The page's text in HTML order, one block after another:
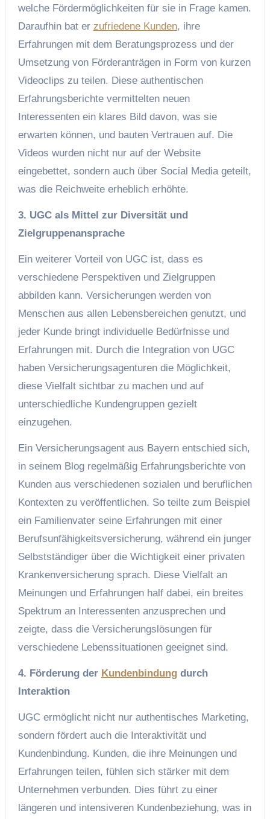
welche Fördermöglichkeiten für sie in Frage kamen.
Daraufhin bat er zufriedene Kunden, ihre
Erfahrungen mit dem Beratungsprozess und der
Umsetzung von Förderanträgen in Form von kurzen
Videoclips zu teilen. Diese authentischen
Erfahrungsberichte vermittelten neuen
Interessenten ein klares Bild davon, was sie
erwarten können, und bauten Vertrauen auf. Die
Videos wurden nicht nur auf der Website
eingebettet, sondern auch über Social Media geteilt,
was die Reichweite erheblich erhöhte.
3. UGC als Mittel zur Diversität und
Zielgruppenansprache
Ein weiterer Vorteil von UGC ist, dass es
verschiedene Perspektiven und Zielgruppen
abbilden kann. Versicherungen werden von
Menschen aus allen Lebensbereichen genutzt, und
jeder Kunde bringt individuelle Bedürfnisse und
Erfahrungen mit. Durch die Integration von UGC
haben Versicherungsagenturen die Möglichkeit,
diese Vielfalt sichtbar zu machen und auf
unterschiedliche Kundengruppen gezielt
einzugehen.
Ein Versicherungsagent aus Bayern entschied sich,
in seinem Blog regelmäßig Erfahrungsberichte von
Kunden aus verschiedenen sozialen und beruflichen
Kontexten zu veröffentlichen. So teilte zum Beispiel
ein Familienvater seine Erfahrungen mit einer
Berufsunfähigkeitsversicherung, während ein junger
Selbstständiger über die Wichtigkeit einer privaten
Krankenversicherung sprach. Diese Vielfalt an
Meinungen und Erfahrungen half dabei, ein breites
Spektrum an Interessenten anzusprechen und
zeigte, dass die Versicherungslösungen für
verschiedene Lebenssituationen geeignet sind.
4. Förderung der Kundenbindungdurch
Interaktion
UGC ermöglicht nicht nur authentisches Marketing,
sondern fördert auch die Interaktivität und
Kundenbindung. Kunden, die ihre Meinungen und
Erfahrungen teilen, fühlen sich stärker mit dem
Unternehmen verbunden. Dies führt zu einer
längeren und intensiveren Kundenbeziehung, was in